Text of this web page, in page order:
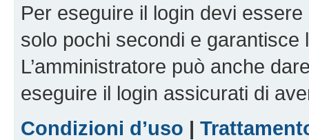
Per eseguire il login devi
solo pochi secondi e garantisce
L’amministratore può anche
eseguire il login assicurati di
Condizioni d’uso |